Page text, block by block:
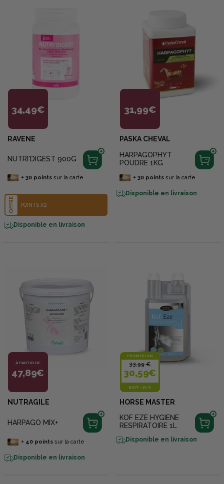
34,49€
RAVENE
NUTRI'DIGEST 900G
+ 30pointssur la carte
OFFRE POINTS X2
Disponible en livraison
31,99€
PASKA CHEVAL
HARPAGOPHYT
POUDRE 1KG
+ 30pointssur la carte
Disponible en livraison
À PARTIR DE
47,89€
NUTRAGILE
HARPAGO MIX+
+ 40pointssur la carte
Disponible en livraison
PROMOTION
33,99 €
30,59€
SOIT -10 %
HORSE MASTER
KOF EZE HYGIENE
RESPIRATOIRE 1L
Disponible en livraison